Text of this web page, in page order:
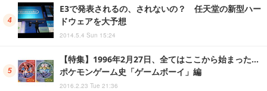
E3で発表されるの、されないの？ 任天堂の新型ハー
ドウェアを大予想
2014.5.4 Sun 15:24
【特集】1996年2月27日、全てはここから始まった…
ポケモンゲーム史「ゲームボーイ」編
2016.2.23 Tue 21:36